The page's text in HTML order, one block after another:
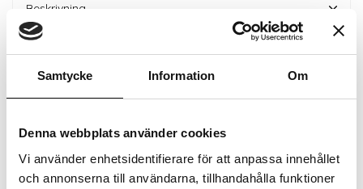
Samtycke Information Om
Denna webbplats använder cookies
Vi använder enhetsidentifierare för att anpassa innehållet
och annonserna till användarna, tillhandahålla funktioner
Beskrivning
Relaterade produkter